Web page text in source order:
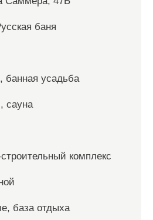
баня
банная усадьба
сауна
комплекс
база отдыха